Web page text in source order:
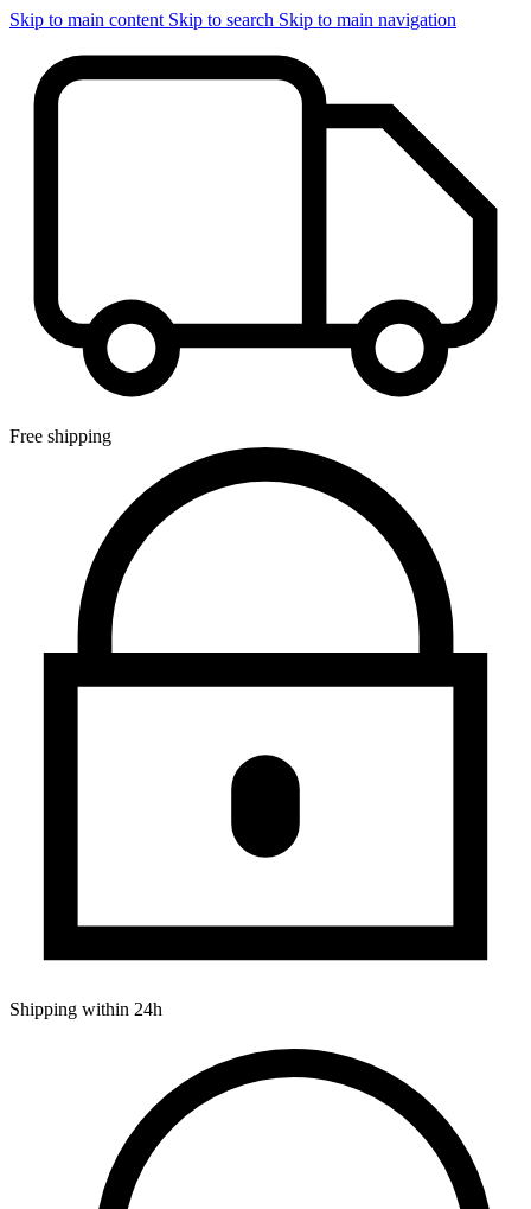
Skip to main content Skip to search Skip to main navigation
Free shipping
Shipping within 24h